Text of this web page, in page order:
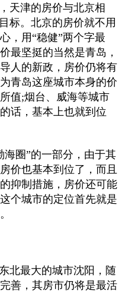
天津的房价与北京相
标。北京的房价就不用
，用“稳健”两个字最
最坚挺的当然是青岛，
人的新政，房价仍将有
青岛这座城市本身的价
值;烟台、威海等城市
话，基本上也就到位
海圈”的一部分，由于其
价也基本到位了，而且
抑制措施，房价还可能
个城市的定位首先就是
北最大的城市沈阳，随
善，其房市仍将是最活